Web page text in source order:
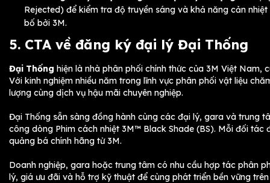
Rejected) để kiểm tra độ truyền sáng và khả năng cản
bố bởi 3M.
5. CTA về đăng ký đại lý Đại Thống
Đại Thống hiện là nhà phân phối chính thức của 3M Việt
Với kinh nghiệm nhiều năm trong lĩnh vực phân phối vật liệu
lượng cùng dịch vụ hậu mãi chuyên nghiệp.
Đại Thống sẵn sàng đồng hành cùng các đại lý, gara và trung
công dòng Phim cách nhiệt 3M™ Black Shade (BS). Mỗi đối
quảng bá chính hãng từ 3M.
Doanh nghiệp, gara hoặc trung tâm có nhu cầu hợp tác phân
lý, giá ưu đãi và hỗ trợ kỹ thuật để cùng phát triển bền vững